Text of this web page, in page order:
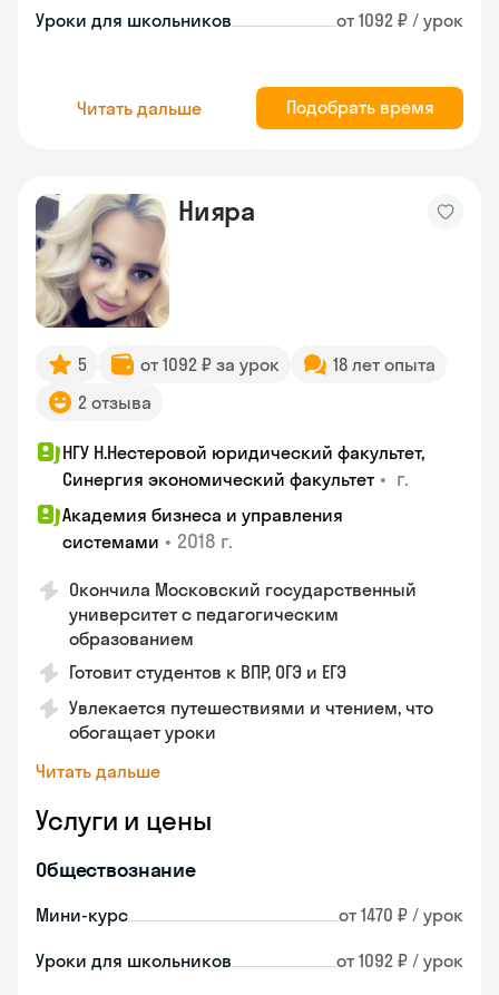
Уроки для школьников от 1092 ₽ / урок
Читать дальше Подобрать время
Нияра
5 от 1092 ₽ за урок
18 лет опыта
2 отзыва
НГУ Н.Нестеровой юридический факультет,
Синергия экономический факультет • г.
Академия бизнеса и управления
системами • 2018 г.
Окончила Московский государственный
университет с педагогическим
образованием
Готовит студентов к ВПР, ОГЭ и ЕГЭ
Увлекается путешествиями и чтением, что
обогащает уроки
Читать дальше
Услуги и цены
Обществознание
Мини-курс от 1470 ₽ / урок
Уроки для школьников от 1092 ₽ / урок